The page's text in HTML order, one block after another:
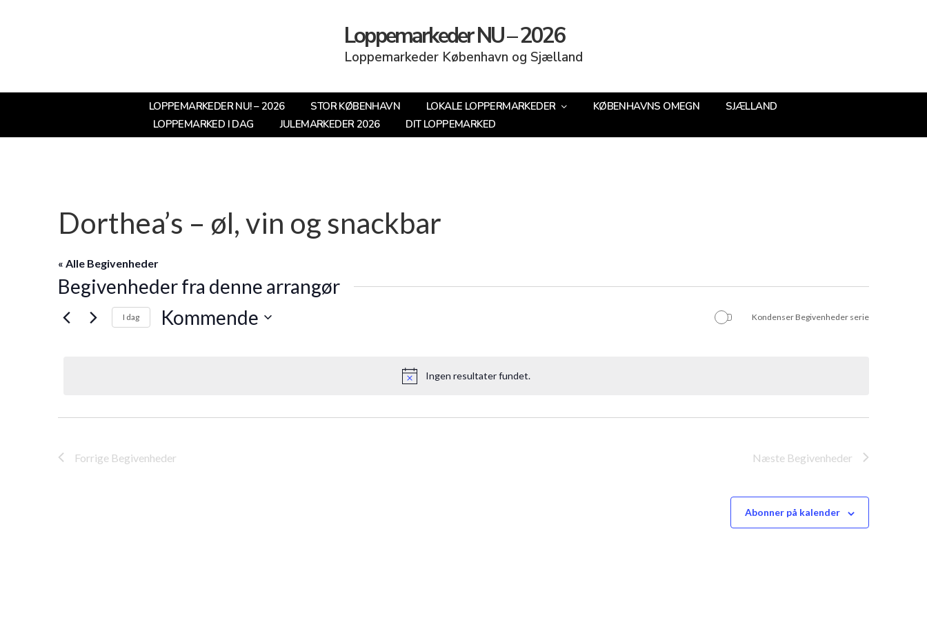
Loppemarkeder NU – 2026
Loppemarkeder København og Sjælland
LOPPEMARKEDER NU! – 2026 STOR KØBENHAVN LOKALE LOPPERMARKEDER KØBENHAVNS OMEGN
SJÆLLAND
LOPPEMARKED I DAG
JULEMARKEDER 2026 DIT LOPPEMARKED
Dorthea’s – øl, vin og snackbar
« Alle Begivenheder
Begivenheder fra denne arrangør
Notice
Ingen resultater fundet.
I dag Kommende Kondenser Begivenheder serie
Forrige Begivenheder Næste Begivenheder
Abonner på kalender